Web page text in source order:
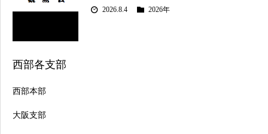
2026.8.4 2026年
西部各支部
西部本部
大阪支部